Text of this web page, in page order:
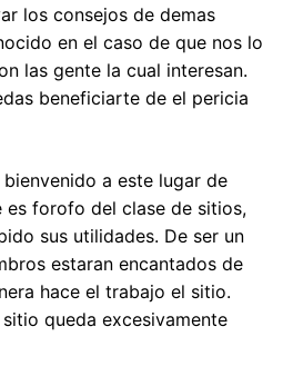
los consejos de demas
en el caso de que nos lo
las gente la cual interesan.
beneficiarte de el pericia
a este lugar de
es forofo del clase de sitios,
sus utilidades. De ser un
estaran encantados de
hace el trabajo el sitio.
queda excesivamente